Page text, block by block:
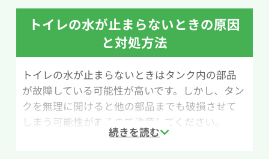
を紹介します。
用意するものは、クエン酸（小さじ1/2）、水
200ml、スプレーボトル、トイレ用ブラシです。
ン酸水を使うことで汚れを分解しやすくなりま
す。水200mlにクエン酸小さじ1/2を溶かし、ス
プレーボトルに入れてクエン酸水を作りましょ
う。
トイレの水が止まらないときの原因
と対処方法
トイレの水が止まらないときはタンク内の部品
が故障している可能性が高いです。しかし、タン
クを無理に開けると他の部品までも破損させて
しまう可能性があるので注意してください。